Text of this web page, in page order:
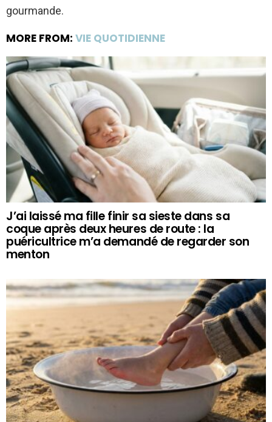
gourmande.
MORE FROM: VIE QUOTIDIENNE
J’ai laissé ma fille finir sa sieste dans sa
coque après deux heures de route : la
puéricultrice m’a demandé de regarder son
menton